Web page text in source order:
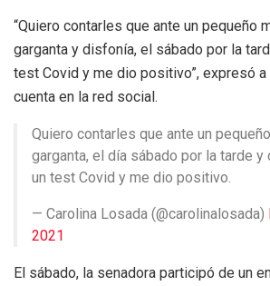
“Quiero contarles que ante un pequeño
garganta y disfonía, el sábado por la
test Covid y me dio positivo”, expresó
cuenta en la red social.
Quiero contarles que ante un
garganta, el día sábado por la tarde
un test Covid y me dio positivo.
— Carolina Losada (@carolinalosada)
2021
El sábado, la senadora participó de un